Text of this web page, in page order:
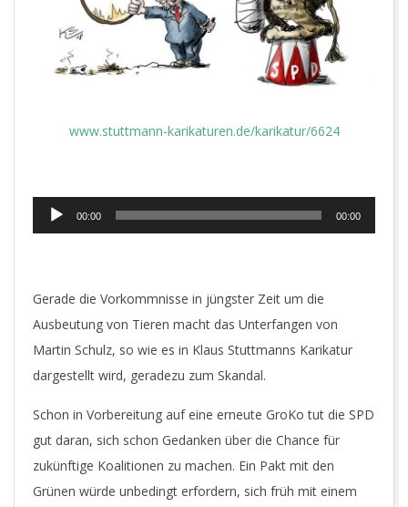
www.stuttmann-karikaturen.de/karikatur/6624
Audio-
Player
00:00 00:00
Gerade die Vorkommnisse in jüngster Zeit um die
Ausbeutung von Tieren macht das Unterfangen von
Martin Schulz, so wie es in Klaus Stuttmanns Karikatur
dargestellt wird, geradezu zum Skandal.
Schon in Vorbereitung auf eine erneute GroKo tut die SPD
gut daran, sich schon Gedanken über die Chance für
zukünftige Koalitionen zu machen. Ein Pakt mit den
Grünen würde unbedingt erfordern, sich früh mit einem